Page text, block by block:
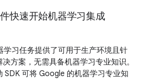
快速开始机器学习集成
学习任务提供了可用于生产环境且针
方案，无需具备机器学习专业知识。
SDK 可将 Google 的机器学习专业知